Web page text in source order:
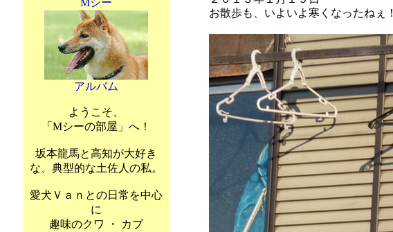
Mシー
アルバム
ようこそ、
「Mシーの部屋」へ！
坂本龍馬と高知が大好き
な、典型的な土佐人の私。
愛犬Ｖａｎとの日常を中心
に
趣味のクワ ・ カブ
お散歩も、いよいよ寒くなったねぇ！